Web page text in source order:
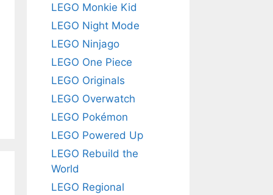
LEGO Monkie Kid
LEGO Night Mode
LEGO Ninjago
LEGO One Piece
LEGO Originals
LEGO Overwatch
LEGO Pokémon
LEGO Powered Up
LEGO Rebuild the
World
LEGO Regional